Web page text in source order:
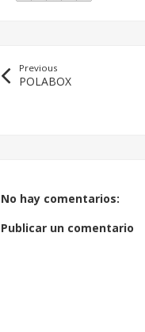
Previous
POLABOX
No hay comentarios:
Publicar un comentario